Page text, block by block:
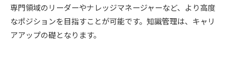
専門領域のリーダーやナレッジマネージャーなど、より高度
なポジションを目指すことが可能です。知識管理は、キャリ
アアップの礎となります。